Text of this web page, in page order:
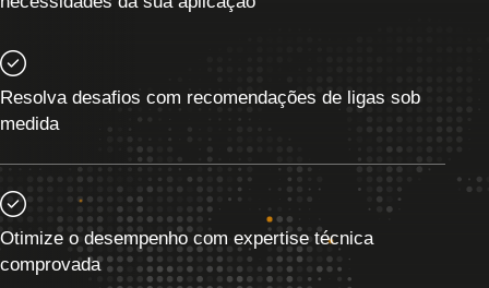
Resolva desafios com recomendações de ligas sob
medida
Otimize o desempenho com expertise técnica
comprovada